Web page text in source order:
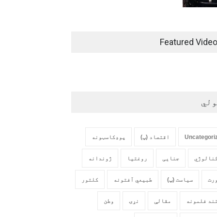
Featured
اقتصاد (پ) پوډکاسټونه
جنایی روغتیا ژوندانه
سیاست (پ) طبیعي آفتونه کلتور
فلمونه مقالې نړۍ وطن